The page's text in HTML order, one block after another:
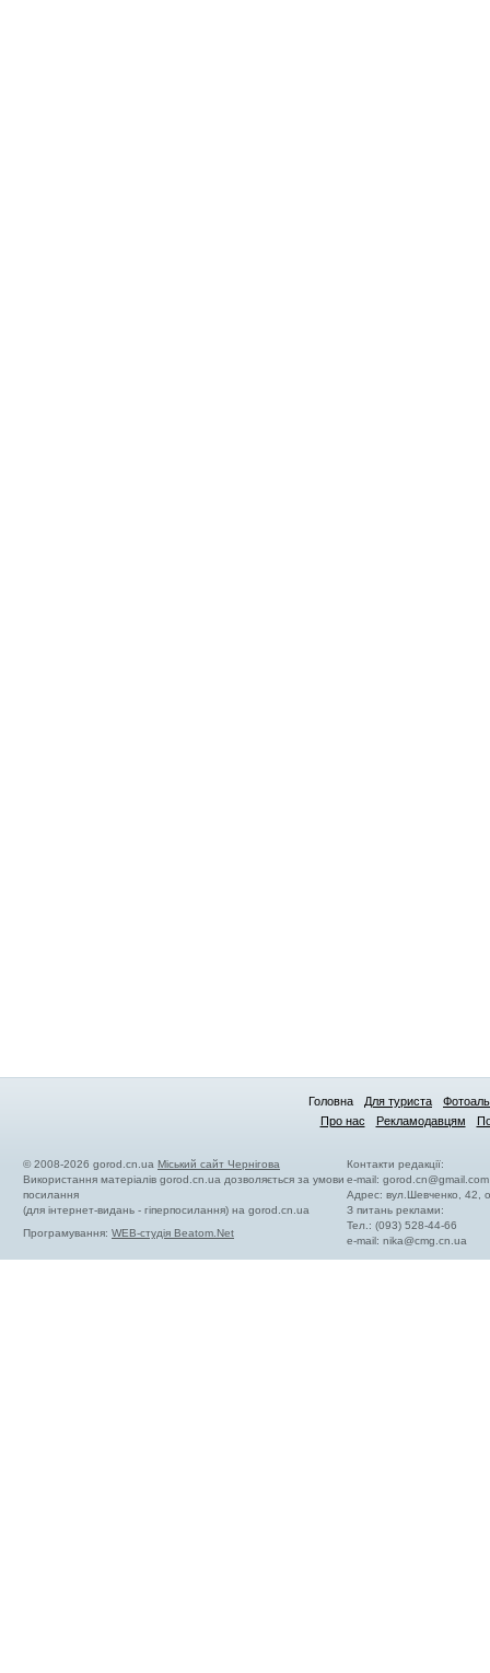
Головна Для туриста
Про нас
Рекламодавцям
© 2008-2026 gorod.cn.ua Міський сайт Чернігова
Використання матеріалів gorod.cn.ua дозволяється за умови
посилання
(для інтернет-видань - гіперпосилання) на gorod.cn.ua
Програмування: WEB-студія Beatom.Net
Контакти редакції:
e-mail:gorod.cn@gmail.com
Адрес: вул.Шевченко, 42,
З питань реклами:
Тел.: (093) 528-44-66
e-mail:nika@cmg.cn.ua